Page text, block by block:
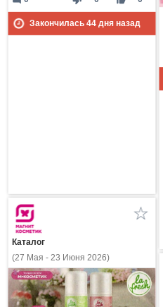
Закончилась 44дня назад
Каталог
(27 Мая - 23 Июня 2026)